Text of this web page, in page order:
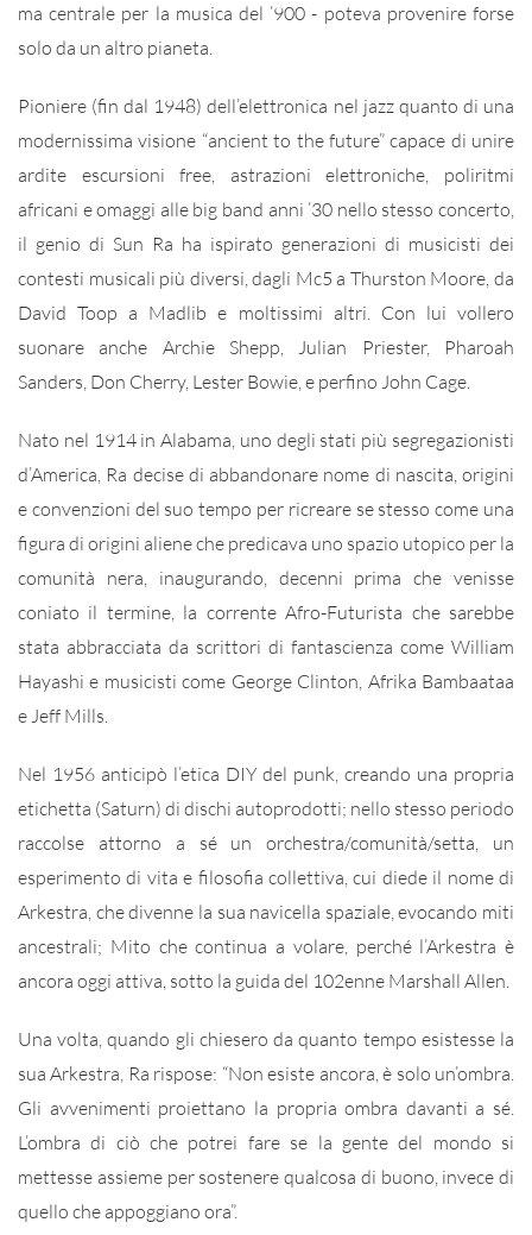
ma centrale per la musica del ’900 - poteva provenire forse
solo da un altro pianeta.
Pioniere (fin dal 1948) dell’elettronica nel jazz quanto di una
modernissima visione “ancient to the future” capace di unire
ardite escursioni free, astrazioni elettroniche, poliritmi
africani e omaggi alle big band anni ’30 nello stesso concerto,
il genio di Sun Ra ha ispirato generazioni di musicisti dei
contesti musicali più diversi, dagli Mc5 a Thurston Moore, da
David Toop a Madlib e moltissimi altri. Con lui vollero
suonare anche Archie Shepp, Julian Priester, Pharoah
Sanders, Don Cherry, Lester Bowie, e perfino John Cage.
Nato nel 1914 in Alabama, uno degli stati più segregazionisti
d’America, Ra decise di abbandonare nome di nascita, origini
e convenzioni del suo tempo per ricreare se stesso come una
figura di origini aliene che predicava uno spazio utopico per la
comunità nera, inaugurando, decenni prima che venisse
coniato il termine, la corrente Afro-Futurista che sarebbe
stata abbracciata da scrittori di fantascienza come William
Hayashi e musicisti come George Clinton, Afrika Bambaataa
e Jeff Mills.
Nel 1956 anticipò l’etica DIY del punk, creando una propria
etichetta (Saturn) di dischi autoprodotti; nello stesso periodo
raccolse attorno a sé un orchestra/comunità/setta, un
esperimento di vita e filosofia collettiva, cui diede il nome di
Arkestra, che divenne la sua navicella spaziale, evocando miti
ancestrali; Mito che continua a volare, perché l’Arkestra è
ancora oggi attiva, sotto la guida del 102enne Marshall Allen.
Una volta, quando gli chiesero da quanto tempo esistesse la
sua Arkestra, Ra rispose: “Non esiste ancora, è solo un’ombra.
Gli avvenimenti proiettano la propria ombra davanti a sé.
L’ombra di ciò che potrei fare se la gente del mondo si
mettesse assieme per sostenere qualcosa di buono, invece di
quello che appoggiano ora”.